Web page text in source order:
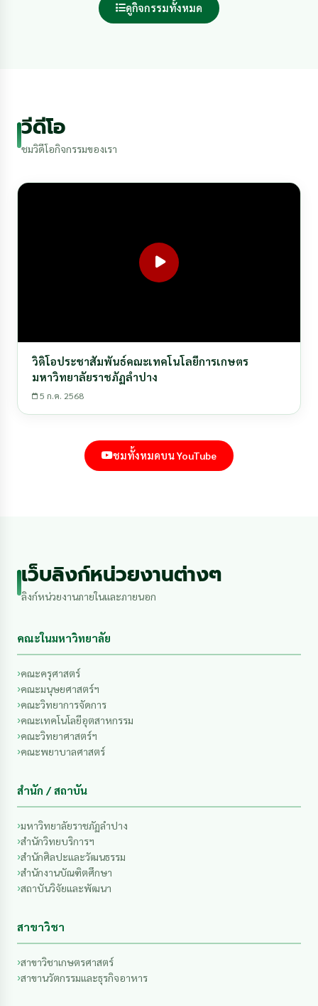
ดูกิจกรรมทั้งหมด
วีดีโอ
ชมวิดีโอกิจกรรมของเรา
วิดิโอประชาสัมพันธ์คณะเทคโนโลยีการเกษตร
มหาวิทยาลัยราชภัฏลำปาง
5 ก.ค. 2568
ชมทั้งหมดบน YouTube
เว็บลิงก์หน่วยงานต่างๆ
ลิงก์หน่วยงานภายในและภายนอก
คณะในมหาวิทยาลัย
คณะครุศาสตร์
คณะมนุษยศาสตร์ฯ
คณะวิทยาการจัดการ
คณะเทคโนโลยีอุตสาหกรรม
คณะวิทยาศาสตร์ฯ
คณะพยาบาลศาสตร์
สำนัก / สถาบัน
มหาวิทยาลัยราชภัฏลำปาง
สำนักวิทยบริการฯ
สำนักศิลปะและวัฒนธรรม
สำนักงานบัณฑิตศึกษา
สถาบันวิจัยและพัฒนา
สาขาวิชา
สาขาวิชาเกษตรศาสตร์
สาขานวัตกรรมและธุรกิจอาหาร